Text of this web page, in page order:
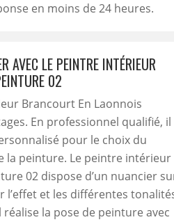
en moins de 24 heures.
AVEC LE PEINTRE INTÉRIEUR
02
Brancourt En Laonnois
En professionnel qualifié, il
pour le choix du
la peinture. Le peintre intérieur
02 dispose d’un nuancier
et les différentes
la pose de peinture avec